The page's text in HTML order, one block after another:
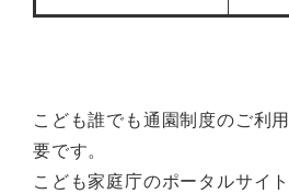
こども誰でも通園制度のご利
要です。
こども家庭庁のポータルサイ